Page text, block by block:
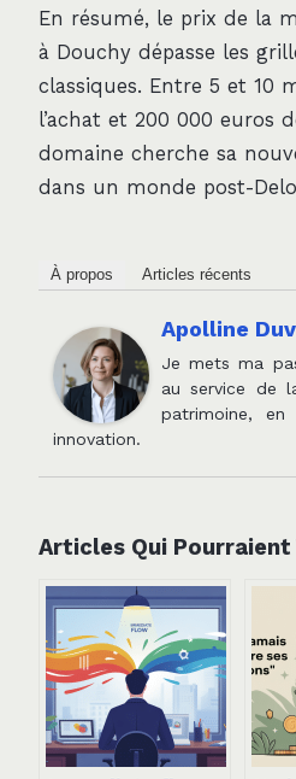
En résumé, le prix de la
à Douchy dépasse les
classiques. Entre 5 et 10
l’achat et 200 000 euros
domaine cherche sa
dans un monde post-
À propos Articles récents
Apolline
Je mets ma
au service de
patrimoine,
innovation.
Articles Qui Pourraient